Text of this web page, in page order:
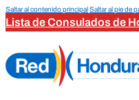
Saltar al contenido principalSaltar al pie de
Lista de Consulados de